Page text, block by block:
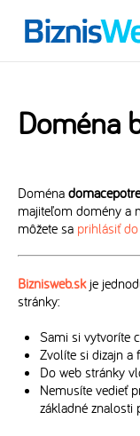
Doména
Doména
majiteľom domény a
môžete sa prihlásiť
Biznisweb.skje
stránky:
Sami si vytvoríte
Zvolíte si dizajn a
Do web stránky
Nemusíte vedieť
základné znalosti